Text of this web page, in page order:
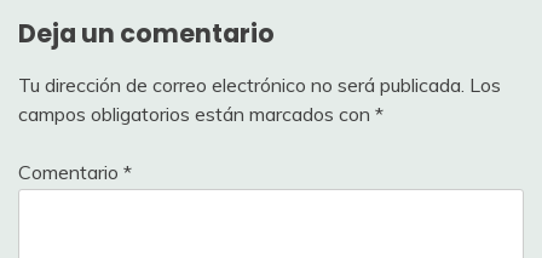
Deja un comentario
Tu dirección de correo electrónico no será publicada. Los
campos obligatorios están marcados con *
Comentario *